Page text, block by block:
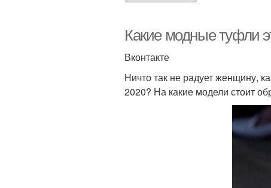
Какие модные туфли
Вконтакте
Ничто так не радует женщину,
2020? На какие модели стоит